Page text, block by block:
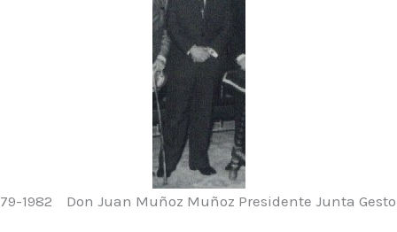
1982 Don Juan Muñoz Muñoz Presidente Junta